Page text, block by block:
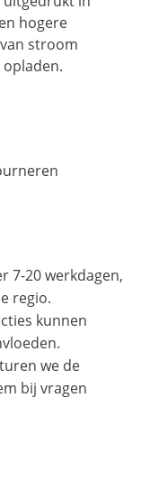
hogere
stroom
7-20 werkdagen,
regio.
kunnen
we de
bij vragen